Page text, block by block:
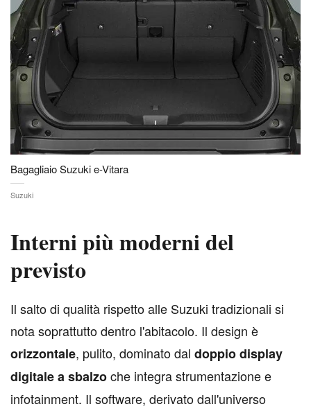
Bagagliaio Suzuki e-Vitara
Suzuki
Interni più moderni del
previsto
Il salto di qualità rispetto alle Suzuki tradizionali si
nota soprattutto dentro l'abitacolo. Il design è
orizzontale, pulito, dominato dal doppio display
digitale a sbalzoche integra strumentazione e
infotainment. Il software, derivato dall'universo